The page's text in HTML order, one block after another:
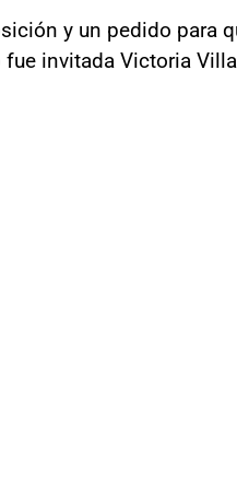
y un pedido para
invitada Victoria